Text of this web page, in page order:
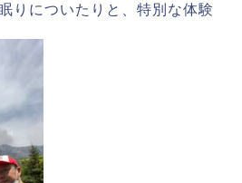
りについたりと、特別な体験